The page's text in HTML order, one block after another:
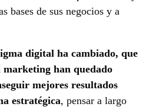
bases de sus negocios y a
digital ha cambiado, que
han quedado
mejores resultados
estratégica, pensar a largo